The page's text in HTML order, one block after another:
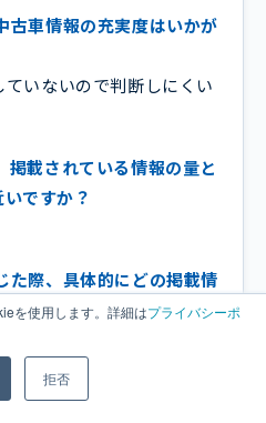
を使用します。詳細はプライバシーポ
拒否
古車情報の充実度はいかが
いないので判断しにくい
掲載されている情報の量と
ですか？
た際、具体的にどの掲載情
数・項目数）が理由にな